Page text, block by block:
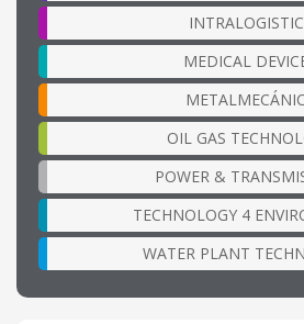
MEDICAL
OIL GAS
POWER &
TECHNOLOGY 4
WATER PLANT